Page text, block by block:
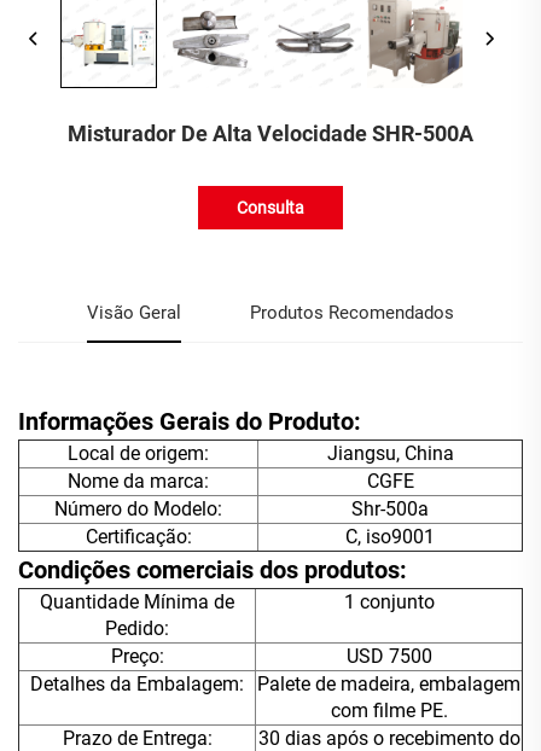
Misturador De Alta Velocidade SHR-500A
Consulta
Visão Geral Produtos Recomendados
Informações Gerais do Produto:
Local de origem:
Jiangsu, China
Nome da marca:
CGFE
Número do Modelo:
Shr-500a
Certificação:
C, iso9001
Condições comerciais dos produtos:
Quantidade Mínima de
Pedido:
1 conjunto
Preço:
USD 7500
Detalhes da Embalagem:
Palete de madeira, embalagem
com filme PE.
Prazo de Entrega:
30 dias após o recebimento do